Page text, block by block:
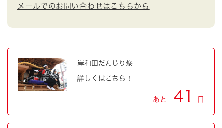
メールでのお問い合わせはこちらから
岸和田だんじり祭
詳しくはこちら！
あと 41 日